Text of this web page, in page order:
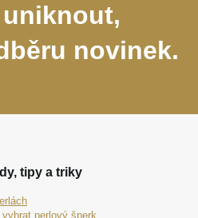
novinek.
tipy a triky
perlový šperk